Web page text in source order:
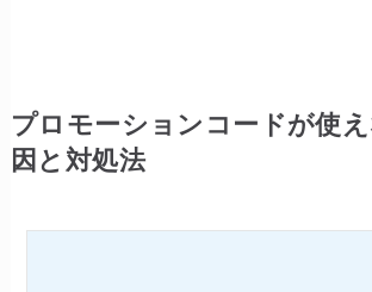
プロモーションコードが使
因と対処法